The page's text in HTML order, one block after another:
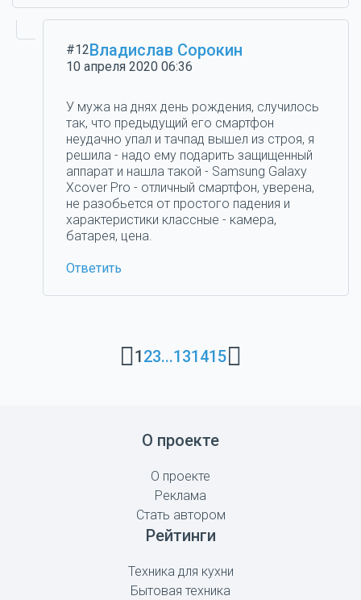
#12Владислав Сорокин
10 апреля 2020 06:36
У мужа на днях день рождения, случилось
так, что предыдущий его смартфон
неудачно упал и тачпад вышел из строя, я
решила - надо ему подарить защищенный
аппарат и нашла такой - Samsung Galaxy
Xcover Pro - отличный смартфон, уверена,
не разобьется от простого падения и
характеристики классные - камера,
батарея, цена.
Ответить
123...131415
О проекте
О проекте
Реклама
Стать автором
Рейтинги
Техника для кухни
Бытовая техника